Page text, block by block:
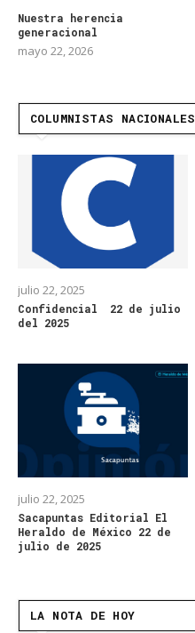
Nuestra herencia
generacional
mayo 22, 2026
COLUMNISTAS NACIONALES
julio 22, 2025
Confidencial 22 de julio
del 2025
julio 22, 2025
Sacapuntas Editorial El
Heraldo de México 22 de
julio de 2025
LA NOTA DE HOY